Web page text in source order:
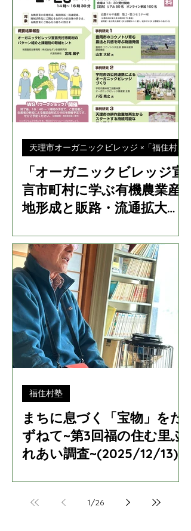
「オーガニックビレッジ宣
言市町村に学ぶ有機農業産
地形成と販路・流通拡大の
ムにて天理市の事例を発表
します！
まちに息づく「宝物」をた
ずねて~第3回福の住む里ふ
れあい調査~(2025/12/13)
福住村塾
1/26